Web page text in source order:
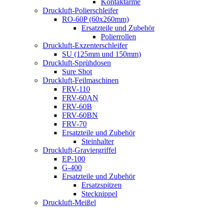
Kontaktarme
Druckluft-Polierschleifer
RO-60P (60x260mm)
Ersatzteile und Zubehör
Polierrollen
Druckluft-Exzenterschleifer
SU (125mm und 150mm)
Druckluft-Sprühdosen
Sure Shot
Druckluft-Feilmaschinen
FRV-110
FRV-60AN
FRV-60B
FRV-60BN
FRV-70
Ersatzteile und Zubehör
Steinhalter
Druckluft-Graviergriffel
EP-100
G-400
Ersatzteile und Zubehör
Ersatzspitzen
Stecknippel
Druckluft-Meißel